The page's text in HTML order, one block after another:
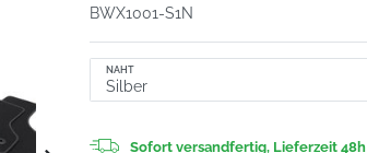
BWX1001-S1N
NAHT
Sofort versandfertig, Lieferzeit 48h